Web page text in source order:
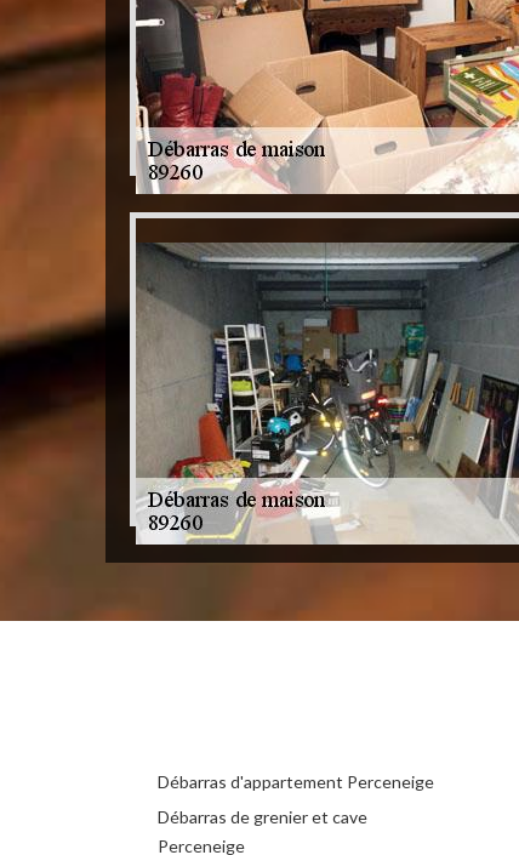
Débarras d'appartement Perceneige
Débarras de grenier et cave
Perceneige